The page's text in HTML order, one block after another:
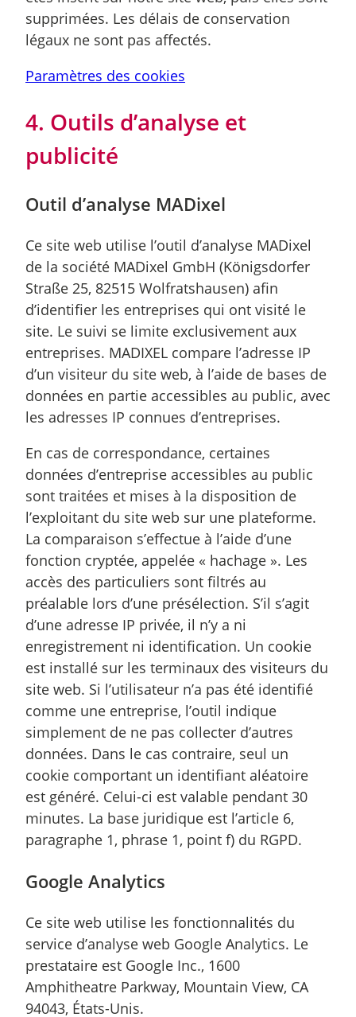
supprimées. Les délais de conservation
légaux ne sont pas affectés.
Paramètres des cookies
4. Outils d’analyse et
publicité
Outil d’analyse MADixel
Ce site web utilise l’outil d’analyse MADixel
de la société MADixel GmbH (Königsdorfer
Straße 25, 82515 Wolfratshausen) afin
d’identifier les entreprises qui ont visité le
site. Le suivi se limite exclusivement aux
entreprises. MADIXEL compare l’adresse IP
d’un visiteur du site web, à l’aide de bases de
données en partie accessibles au public, avec
les adresses IP connues d’entreprises.
En cas de correspondance, certaines
données d’entreprise accessibles au public
sont traitées et mises à la disposition de
l’exploitant du site web sur une plateforme.
La comparaison s’effectue à l’aide d’une
fonction cryptée, appelée « hachage ». Les
accès des particuliers sont filtrés au
préalable lors d’une présélection. S’il s’agit
d’une adresse IP privée, il n’y a ni
enregistrement ni identification. Un cookie
est installé sur les terminaux des visiteurs du
site web. Si l’utilisateur n’a pas été identifié
comme une entreprise, l’outil indique
simplement de ne pas collecter d’autres
données. Dans le cas contraire, seul un
cookie comportant un identifiant aléatoire
est généré. Celui-ci est valable pendant 30
minutes. La base juridique est l’article 6,
paragraphe 1, phrase 1, point f) du RGPD.
Google Analytics
Ce site web utilise les fonctionnalités du
service d’analyse web Google Analytics. Le
prestataire est Google Inc., 1600
Amphitheatre Parkway, Mountain View, CA
94043, États-Unis.